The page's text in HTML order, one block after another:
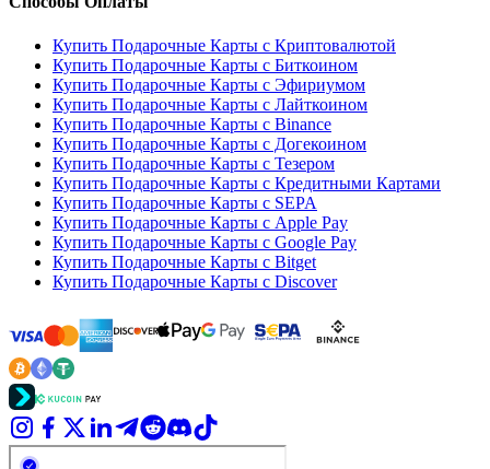
Купить Подарочные Карты с Криптовалютой
Купить Подарочные Карты с Биткоином
Купить Подарочные Карты с Эфириумом
Купить Подарочные Карты с Лайткоином
Купить Подарочные Карты с Binance
Купить Подарочные Карты с Догекоином
Купить Подарочные Карты с Тезером
Купить Подарочные Карты с Кредитными Картами
Купить Подарочные Карты с SEPA
Купить Подарочные Карты с Apple Pay
Купить Подарочные Карты с Google Pay
Купить Подарочные Карты с Bitget
Купить Подарочные Карты с Discover